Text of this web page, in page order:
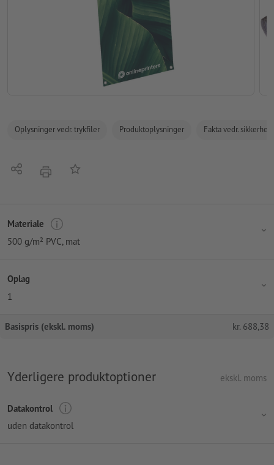
Oplysninger vedr. trykfiler Produktoplysninger Fakta vedr.
Del tryk Tilføj til huskelisten
Materiale
500 g/m² PVC, mat
Oplag
1
Basispris (ekskl. moms) kr. 688,38
Yderligere produktoptioner ekskl. moms
Datakontrol
uden datakontrol